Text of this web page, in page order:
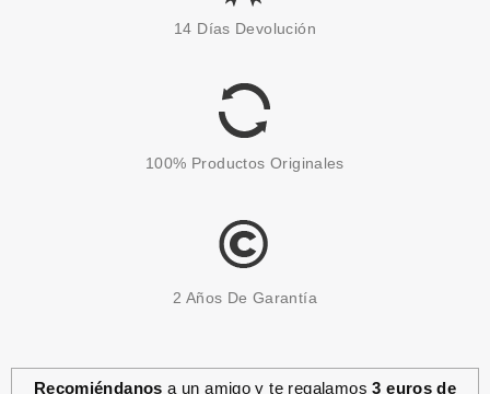
14 Días Devolución
100% Productos Originales
2 Años De Garantía
Recomiéndanos a un amigo y te regalamos3 euros de